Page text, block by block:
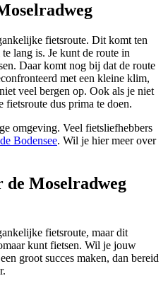
fietsroute. Dit komt ten
lang is. Je kunt de route in
Daar komt nog bij dat de route
met een kleine klim,
veel bergen op. Ook als je niet
fietsroute dus prima te doen.
omgeving. Veel fietsliefhebbers
Bodensee. Wil je hier meer over
de Moselradweg
fietsroute, maar dit
kunt fietsen. Wil je jouw
groot succes maken, dan bereid